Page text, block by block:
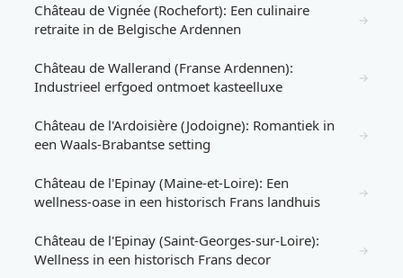
Château de Vignée (Rochefort): Een culinaire
retraite in de Belgische Ardennen
→
Château de Wallerand (Franse Ardennen):
Industrieel erfgoed ontmoet kasteelluxe
→
Château de l'Ardoisière (Jodoigne): Romantiek in
een Waals-Brabantse setting
→
Château de l'Epinay (Maine-et-Loire): Een
wellness-oase in een historisch Frans landhuis
→
Château de l'Epinay (Saint-Georges-sur-Loire):
Wellness in een historisch Frans decor
→